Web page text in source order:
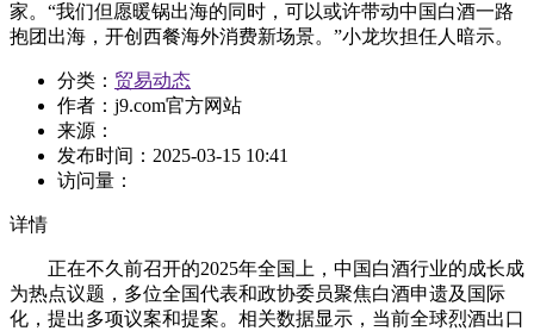
家。“我们但愿暖锅出海的同时，可以或许带动中国白酒一路
抱团出海，开创西餐海外消费新场景。”小龙坎担任人暗示。
分类： 贸易动态
作者： j9.com官方网站
来源：
发布时间： 2025-03-15 10:41
访问量：
详情
正在不久前召开的2025年全国上，中国白酒行业的成长成
为热点议题，多位全国代表和政协委员聚焦白酒申遗及国际
化，提出多项议案和提案。相关数据显示，当前全球烈酒出口